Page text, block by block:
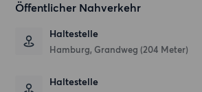
Öffentlicher Nahverkehr
Haltestelle
Hamburg, Grandweg (204 Meter)
Haltestelle